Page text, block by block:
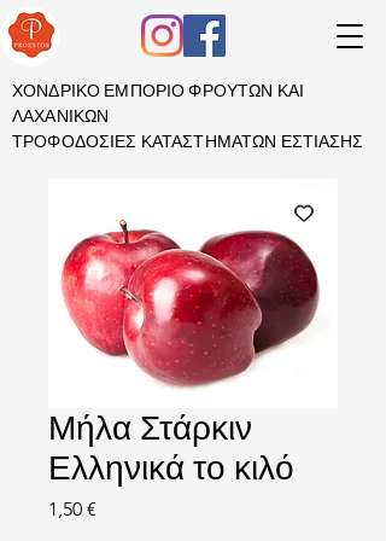
ΧΟΝΔΡΙΚΟ ΕΜΠΟΡΙΟ ΦΡΟΥΤΩΝ ΚΑΙ
ΛΑΧΑΝΙΚΩΝ
ΤΡΟΦΟΔΟΣΙΕΣ ΚΑΤΑΣΤΗΜΑΤΩΝ ΕΣΤΙΑΣΗΣ
Μήλα Στάρκιν
Ελληνικά το κιλό
1,50 €